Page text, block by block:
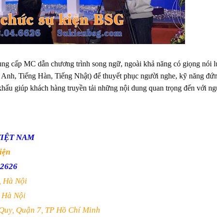
cấp MC dẫn chương trình song ngữ, ngoài khả năng có giọng nói
Tiếng Hàn, Tiếng Nhật) để thuyết phục người nghe, kỹ năng
giúp khách hàng truyền tải những nội dung quan trọng đến với
NAM
Hà Nội
Nội
Quận 7, TP Hồ Chí Minh